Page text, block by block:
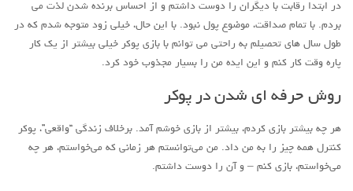
در ابتدا رقابت با دیگران را دوست داشتم و از احساس برنده شدن لذت می
بردم. با تمام صداقت، موضوع پول نبود. با این حال، خیلی زود متوجه شدم که در
طول سال های تحصیلم به راحتی می توانم با بازی پوکر خیلی بیشتر از یک کار
پاره وقت کار کنم و این ایده من را بسیار مجذوب خود کرد.
روش حرفه ای شدن در پوکر
هر چه بیشتر بازی کردم، بیشتر از بازی خوشم آمد. برخلاف زندگی “واقعی”، پوکر
کنترل همه چیز را به من داد. من می‌توانستم هر زمانی که می‌خواستم، هر چه
می‌خواستم، بازی کنم – و آن را دوست داشتم.